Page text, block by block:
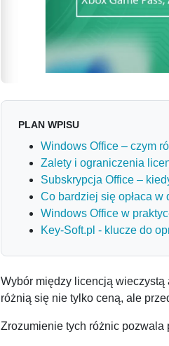
PLAN WPISU
Windows Office – czym
Zalety i ograniczenia
Subskrypcja Office –
Co bardziej się opłaca w
Windows Office w
Key-Soft.pl - klucze do
Wybór między licencją
różnią się nie tylko ceną, ale
Zrozumienie tych różnic pozwala